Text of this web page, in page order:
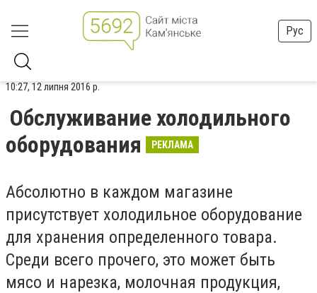
Рус
10:27, 12 липня 2016 р.
Обслуживание холодильного
оборудования
РЕКЛАМА
Абсолютно в каждом магазине
присутствует холодильное оборудование
для хранения определенного товара.
Среди всего прочего, это может быть
мясо и нарезка, молочная продукция,